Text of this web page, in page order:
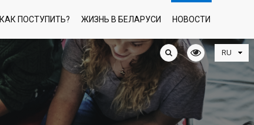
КАК ПОСТУПИТЬ? ЖИЗНЬ В БЕЛАРУСИ НОВОСТИ